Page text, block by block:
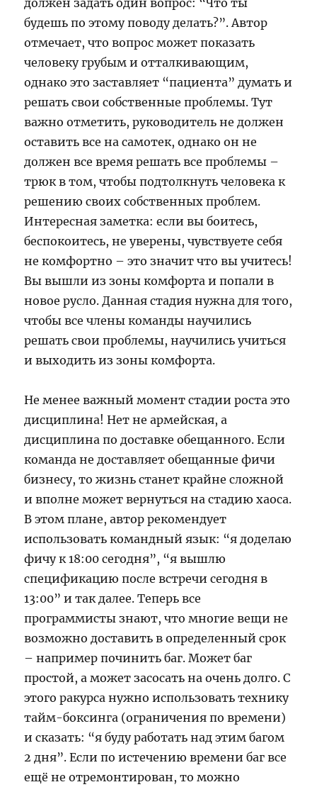
должен задать один вопрос: “Что ты
будешь по этому поводу делать?”. Автор
отмечает, что вопрос может показать
человеку грубым и отталкивающим,
однако это заставляет “пациента” думать и
решать свои собственные проблемы. Тут
важно отметить, руководитель не должен
оставить все на самотек, однако он не
должен все время решать все проблемы –
трюк в том, чтобы подтолкнуть человека к
решению своих собственных проблем.
Интересная заметка: если вы боитесь,
беспокоитесь, не уверены, чувствуете себя
не комфортно – это значит что вы учитесь!
Вы вышли из зоны комфорта и попали в
новое русло. Данная стадия нужна для того,
чтобы все члены команды научились
решать свои проблемы, научились учиться
и выходить из зоны комфорта.
Не менее важный момент стадии роста это
дисциплина! Нет не армейская, а
дисциплина по доставке обещанного. Если
команда не доставляет обещанные фичи
бизнесу, то жизнь станет крайне сложной
и вполне может вернуться на стадию хаоса.
В этом плане, автор рекомендует
использовать командный язык: “я доделаю
фичу к 18:00 сегодня”, “я вышлю
спецификацию после встречи сегодня в
13:00” и так далее. Теперь все
программисты знают, что многие вещи не
возможно доставить в определенный срок
– например починить баг. Может баг
простой, а может засосать на очень долго. С
этого ракурса нужно использовать технику
тайм-боксинга (ограничения по времени)
и сказать: “я буду работать над этим багом
2 дня”. Если по истечению времени баг все
ещё не отремонтирован, то можно